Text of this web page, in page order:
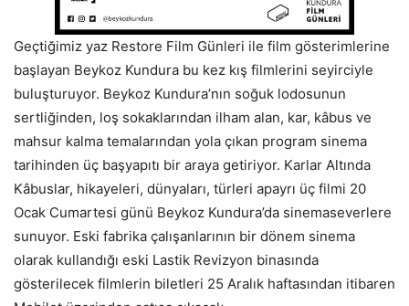
Geçtiğimiz yaz Restore Film Günleri ile film gösterimlerine
başlayan Beykoz Kundura bu kez kış filmlerini seyirciyle
buluşturuyor. Beykoz Kundura’nın soğuk lodosunun
sertliğinden, loş sokaklarından ilham alan, kar, kâbus ve
mahsur kalma temalarından yola çıkan program sinema
tarihinden üç başyapıtı bir araya getiriyor. Karlar Altında
Kâbuslar, hikayeleri, dünyaları, türleri apayrı üç filmi 20
Ocak Cumartesi günü Beykoz Kundura’da sinemaseverlere
sunuyor. Eski fabrika çalışanlarının bir dönem sinema
olarak kullandığı eski Lastik Revizyon binasında
gösterilecek filmlerin biletleri 25 Aralık haftasından itibaren